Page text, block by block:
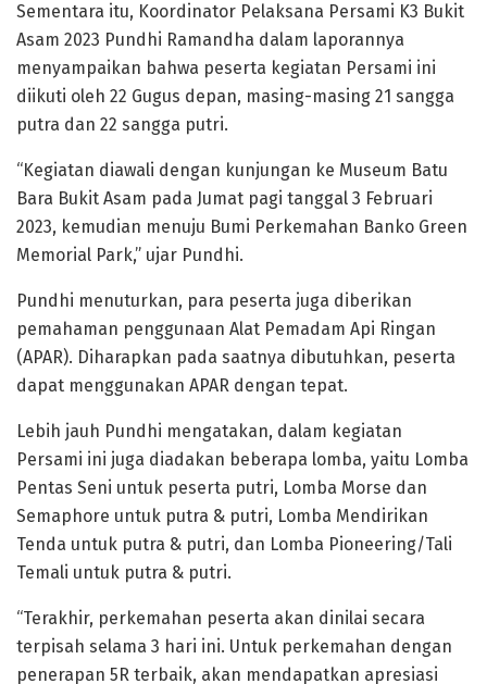
Sementara itu, Koordinator Pelaksana Persami K3 Bukit
Asam 2023 Pundhi Ramandha dalam laporannya
menyampaikan bahwa peserta kegiatan Persami ini
diikuti oleh 22 Gugus depan, masing-masing 21 sangga
putra dan 22 sangga putri.
“Kegiatan diawali dengan kunjungan ke Museum Batu
Bara Bukit Asam pada Jumat pagi tanggal 3 Februari
2023, kemudian menuju Bumi Perkemahan Banko Green
Memorial Park,” ujar Pundhi.
Pundhi menuturkan, para peserta juga diberikan
pemahaman penggunaan Alat Pemadam Api Ringan
(APAR). Diharapkan pada saatnya dibutuhkan, peserta
dapat menggunakan APAR dengan tepat.
Lebih jauh Pundhi mengatakan, dalam kegiatan
Persami ini juga diadakan beberapa lomba, yaitu Lomba
Pentas Seni untuk peserta putri, Lomba Morse dan
Semaphore untuk putra & putri, Lomba Mendirikan
Tenda untuk putra & putri, dan Lomba Pioneering/Tali
Temali untuk putra & putri.
“Terakhir, perkemahan peserta akan dinilai secara
terpisah selama 3 hari ini. Untuk perkemahan dengan
penerapan 5R terbaik, akan mendapatkan apresiasi